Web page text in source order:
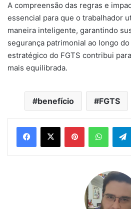
A compreensão das regras e
essencial para que o trabalhador
maneira inteligente, garantindo
segurança patrimonial ao longo
estratégico do FGTS contribui
mais equilibrada.
benefício FGTS
Pinterest